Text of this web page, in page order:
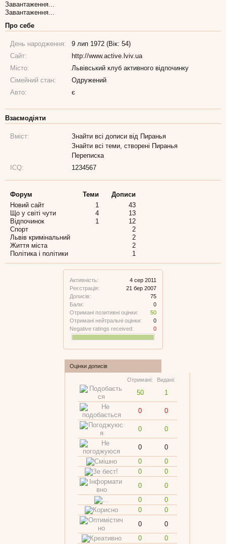
Активність:
4 сер 2011
Реєстрація:
21 бер 2007
Дописів:
75
Бали:
0
Отримані позитивні оцінки:
50
Отримані нейтральні оцінки:
0
Negative ratings received:
0
Оцінки дописів
Отримані: Видані:
50 1
0 0
0 0
0
0
0
0
0
0
0
0
0
0
0
0
0
0
0
0
Завантаження...
Завантаження...
Про себе
День народження:
9 лип 1972 (Вік: 54)
Сайт:
http://www.active.lviv.ua
Місто:
Львівський клуб активного відпочинку
Сімейний стан:
Одружений
Авто:
є
Взаємодіяти
Вміст:
Знайти всі дописи від Пиранья
Знайти всі теми, створені Пиранья
Переписка
ICQ:
1234567
Форум Теми
Дописи
Новий сайт
1
43
Що у світі чути
4
13
Відпочинок
1
12
Спорт
2
Львів кримінальний
2
Життя міста
2
Політика і політики
1